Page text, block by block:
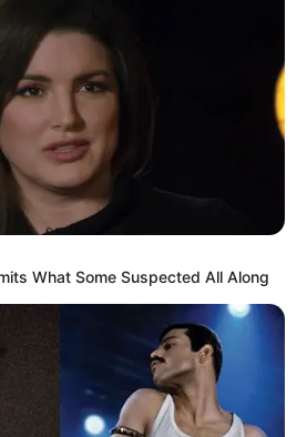
What Some Suspected All Along